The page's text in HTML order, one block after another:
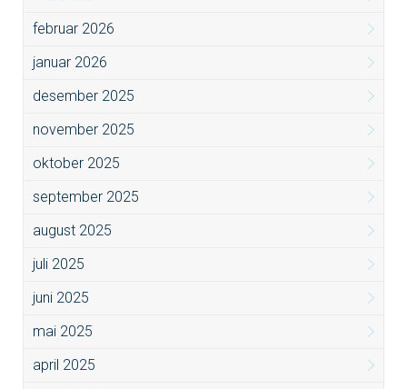
februar 2026
januar 2026
desember 2025
november 2025
oktober 2025
september 2025
august 2025
juli 2025
juni 2025
mai 2025
april 2025